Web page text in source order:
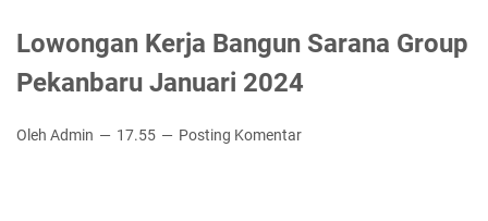
Lowongan Kerja Bangun Sarana Group
Pekanbaru Januari 2024
Oleh Admin 17.55 Posting Komentar